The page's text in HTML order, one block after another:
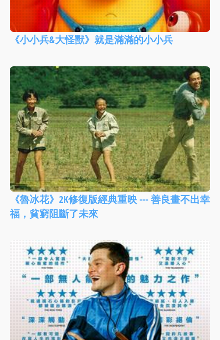
《小小兵&大怪獸》就是滿滿的小小兵
《魯冰花》2K修復版經典重映 --- 善良畫不出幸
福，貧窮阻斷了未來